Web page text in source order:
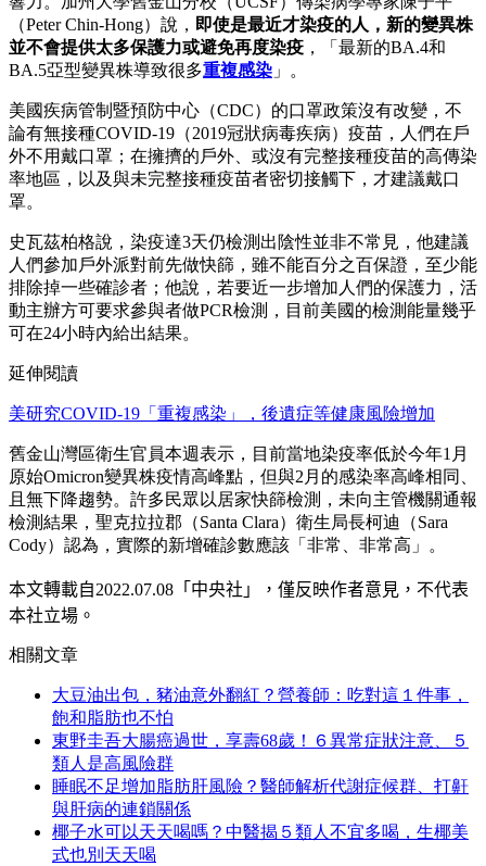
（Peter Chin-Hong）說， 即使是最近才染疫的人，新的變異株
並不會提供太多保護力或避免再度染疫 ，「最新的BA.4和
BA.5亞型變異株導致很多重複感染 」。
美國疾病管制暨預防中心（CDC）的口罩政策沒有改變，不
論有無接種COVID-19（2019冠狀病毒疾病）疫苗，人們在戶
外不用戴口罩；在擁擠的戶外、或沒有完整接種疫苗的高傳染
率地區，以及與未完整接種疫苗者密切接觸下，才建議戴口
罩。
史瓦茲柏格說，染疫達3天仍檢測出陰性並非不常見，他建議
人們參加戶外派對前先做快篩，雖不能百分之百保證，至少能
排除掉一些確診者；他說，若要近一步增加人們的保護力，活
動主辦方可要求參與者做PCR檢測，目前美國的檢測能量幾乎
可在24小時內給出結果。
延伸閱讀
美研究COVID-19「重複感染」，後遺症等健康風險增加
舊金山灣區衛生官員本週表示，目前當地染疫率低於今年1月
原始Omicron變異株疫情高峰點，但與2月的感染率高峰相同、
且無下降趨勢。許多民眾以居家快篩檢測，未向主管機關通報
檢測結果，聖克拉拉郡（Santa Clara）衛生局長柯迪（Sara
Cody）認為，實際的新增確診數應該「非常、非常高」。
本文轉載自2022.07.08 「中央社」
，僅反映作者意見，不代表
本社立場。
相關文章
大豆油出包，豬油意外翻紅？營養師：吃對這１件事，
飽和脂肪也不怕
東野圭吾大腸癌過世，享壽68歲！６異常症狀注意、５
類人是高風險群
睡眠不足增加脂肪肝風險？醫師解析代謝症候群、打鼾
與肝病的連鎖關係
椰子水可以天天喝嗎？中醫揭５類人不宜多喝，生椰美
式也別天天喝